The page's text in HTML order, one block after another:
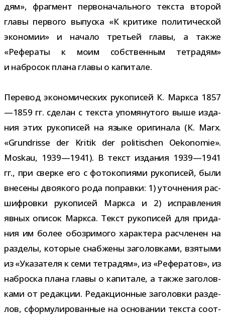
дям», фраг­мент пер­во­на­чаль­ного тек­ста вто­рой
главы пер­вого выпуска «К кри­тике поли­ти­че­ской
эко­но­мии» и начало тре­тьей главы, а также
«Рефераты к моим соб­ствен­ным тет­ра­дям»
и набро­сок плана главы о капитале.
Перевод эко­но­ми­че­ских руко­пи­сей К. Маркса 1857
—1859 гг. сде­лан с тек­ста упо­мя­ну­того выше изда­
ния этих руко­пи­сей на языке ори­ги­нала (К. Marx.
«Grundrisse der Kritik der politischen Oekonomie».
Moskau, 1939—1941). В текст изда­ния 1939—1941
гг., при сверке его с фото­ко­пи­ями руко­пи­сей, были
вне­сены дво­я­кого рода поправки: 1) уточ­не­ния рас­
шиф­ровки руко­пи­сей Маркса и 2) исправ­ле­ния
явных опи­сок Маркса. Текст руко­пи­сей для при­да­
ния им более обо­зри­мого харак­тера рас­чле­нен на
раз­делы, кото­рые снаб­жены заго­лов­ками, взя­тыми
из «Указателя к семи тет­ра­дям», из «Рефератов», из
наброска плана главы о капи­тале, а также заго­лов­
ками от редак­ции. Редакционные заго­ловки раз­де­
лов, сфор­му­ли­ро­ван­ные на осно­ва­нии тек­ста соот­